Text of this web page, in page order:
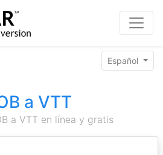
Español
a VTT
a VTT en línea y gratis